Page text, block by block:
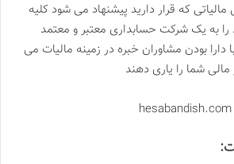
که قرار دارید پیشنهاد می شود کلیه
را به یک شرکت حسابداری معتبر و معتمد
بودن مشاوران خبره در زمینه مالیات می
مالی شما را یاری دهند